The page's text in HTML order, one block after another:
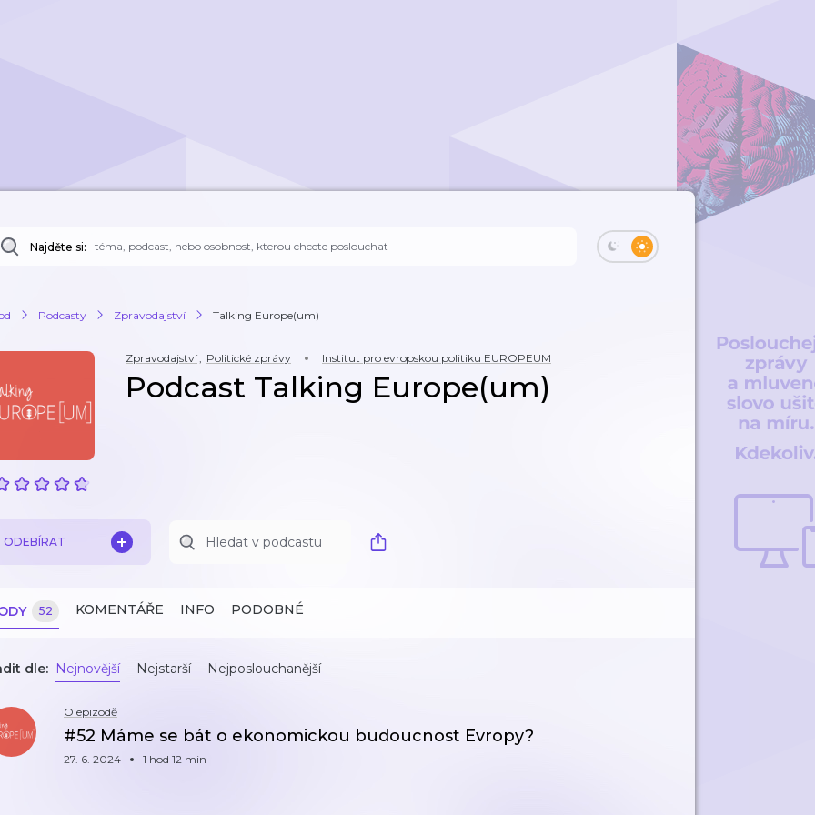
Najděte si:
Podcasty Zpravodajství Talking Europe(um)
Zpravodajství, Politické zprávy Institut pro evropskou politiku EUROPEUM
Podcast Talking Europe(um)
ODEBÍRAT
52 KOMENTÁŘE INFO PODOBNÉ
dle: Nejnovější Nejstarší Nejposlouchanější
O epizodě
#52 Máme se bát o ekonomickou budoucnost Evropy?
27. 6. 2024 1 hod 12 min